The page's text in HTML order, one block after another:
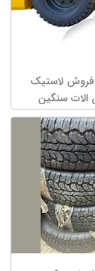
فروش لاستیک
الات سنگین